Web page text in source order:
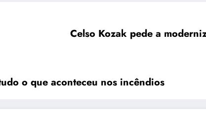
Celso Kozak pede a
o que aconteceu nos incêndios